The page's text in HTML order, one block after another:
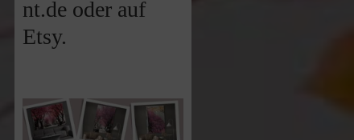
nt.de oder auf
Etsy.